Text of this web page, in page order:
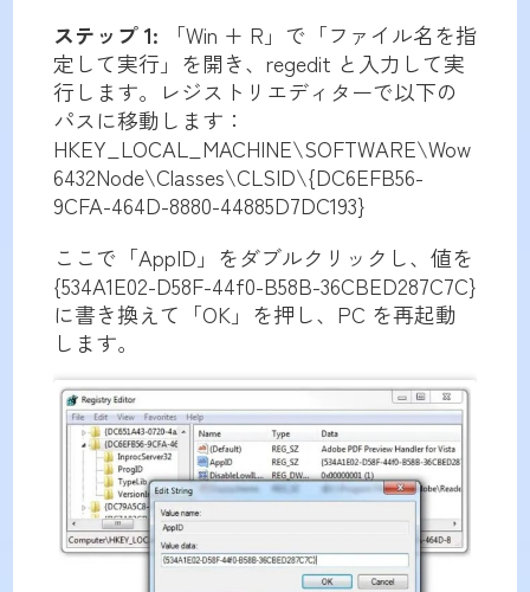
ステップ 1: 「Win + R」で「ファイル名を指
定して実行」を開き、regedit と入力して実
行します。レジストリエディターで以下の
パスに移動します：
HKEY_LOCAL_MACHINE\SOFTWARE\Wow
6432Node\Classes\CLSID\{DC6EFB56-
9CFA-464D-8880-44885D7DC193}
ここで「AppID」をダブルクリックし、値を
{534A1E02-D58F-44f0-B58B-36CBED287C7C}
に書き換えて「OK」を押し、PC を再起動
します。